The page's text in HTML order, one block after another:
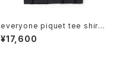
everyone piquet tee shirt
(BLACK)
¥17,600